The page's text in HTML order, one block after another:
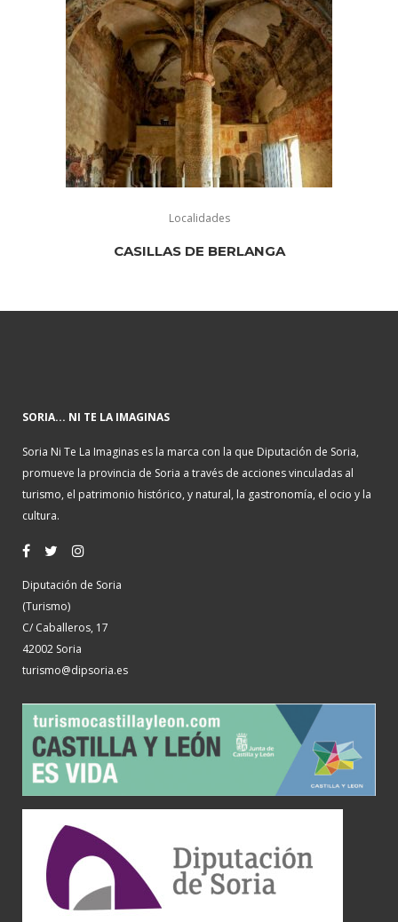
Localidades
CASILLAS DE BERLANGA
SORIA... NI TE LA IMAGINAS
Soria Ni Te La Imaginas es la marca con la que Diputación de Soria,
promueve la provincia de Soria a través de acciones vinculadas al
turismo, el patrimonio histórico, y natural, la gastronomía, el ocio y la
cultura.
Diputación de Soria
(Turismo)
C/ Caballeros, 17
42002 Soria
turismo@dipsoria.es